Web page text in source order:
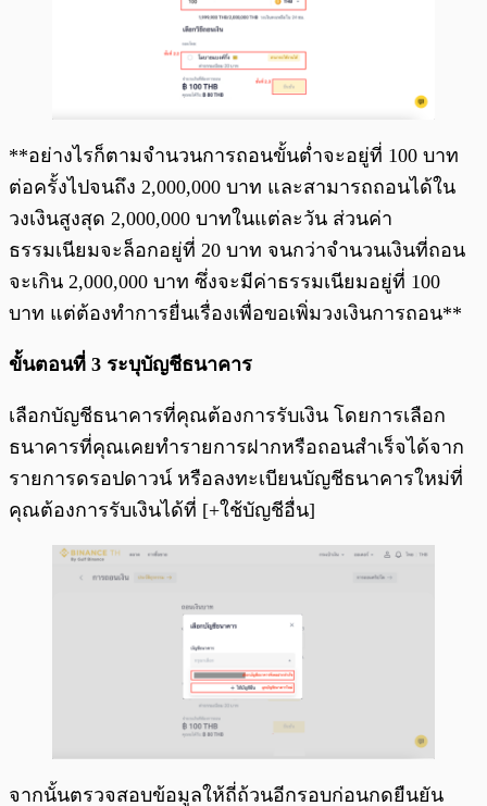
**อย่างไรก็ตามจำนวนการถอนขั้นต่ำจะอยู่ที่ 100 บาท
ต่อครั้งไปจนถึง 2,000,000 บาท และสามารถถอนได้ใน
วงเงินสูงสุด 2,000,000 บาทในแต่ละวัน ส่วนค่า
ธรรมเนียมจะล็อกอยู่ที่ 20 บาท จนกว่าจำนวนเงินที่ถอน
จะเกิน 2,000,000 บาท ซึ่งจะมีค่าธรรมเนียมอยู่ที่ 100
บาท แต่ต้องทำการยื่นเรื่องเพื่อขอเพิ่มวงเงินการถอน**
ขั้นตอนที่ 3 ระบุบัญชีธนาคาร
เลือกบัญชีธนาคารที่คุณต้องการรับเงิน โดยการเลือก
ธนาคารที่คุณเคยทำรายการฝากหรือถอนสำเร็จได้จาก
รายการดรอปดาวน์ หรือลงทะเบียนบัญชีธนาคารใหม่ที่
คุณต้องการรับเงินได้ที่ [+ใช้บัญชีอื่น]
จากนั้นตรวจสอบข้อมูลให้ถี่ถ้วนอีกรอบก่อนกดยืนยัน